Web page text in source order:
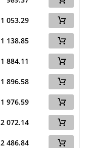
1 053.29
1 138.85
1 884.11
1 896.58
1 976.59
2 072.14
2 486.84